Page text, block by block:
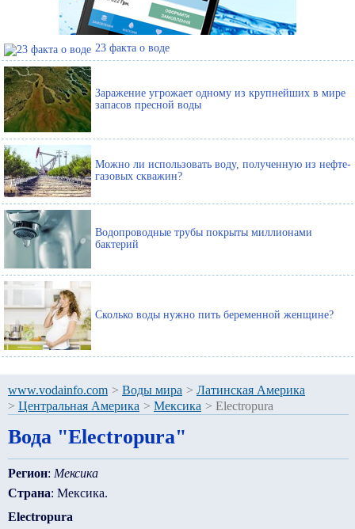
23 факта о воде
Заражение угрожает одному из крупнейших в мире
запасов пресной воды
Можно ли использовать воду, полученную из нефте-
газовых скважин?
Водопроводные трубы покрыты миллионами
бактерий
Сколько воды нужно пить беременной женщине?
www.vodainfo.com > Воды мира > Латинская Америка
> Центральная Америка > Мексика > Electropura
Вода "Electropura"
Регион: Мексика
Страна: Мексика.
Electropura